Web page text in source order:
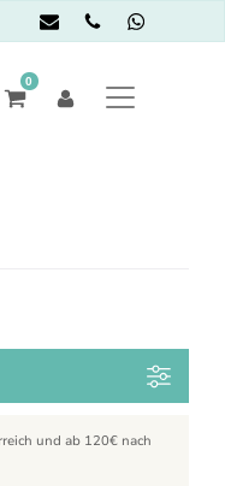
0
und ab 120€ nach